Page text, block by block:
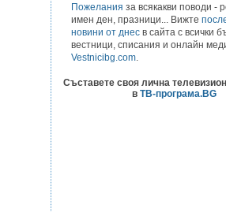
Пожелания за всякакви поводи -
имен ден, празници... Вижте
новини от днес в сайта с всички
вестници, списания и онлайн
Vestnicibg.com.
Съставете своя лична
в ТВ-програма.BG